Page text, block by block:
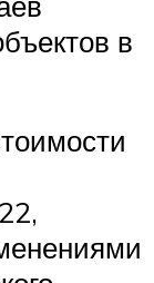
в